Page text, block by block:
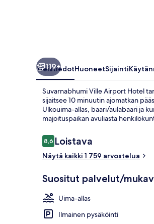
119+
YleistiedotHuoneetSijainti
Suvarnabhumi Ville Airport Hotel
sijaitsee 10 minuutin ajomatkan
Ulkouima-allas, baari/aulabaari ja
majoituspaikan avuliasta
Arvostelut
8,68,6 kautta 10.
Loistava
Näytä kaikki 1 759 arvostelua
Suositut palvelut/
Uima-allas
Ilmainen pysäköinti